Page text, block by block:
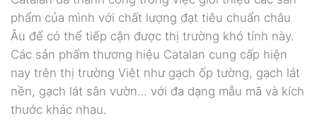
phẩm của mình với chất lượng đạt tiêu chuẩn châu
Âu để có thể tiếp cận được thị trường khó tính này.
Các sản phẩm thương hiệu Catalan cung cấp hiện
nay trên thị trường Việt như gạch ốp tường, gạch lát
nền, gạch lát sân vườn… với đa dạng mẫu mã và kích
thước khác nhau.